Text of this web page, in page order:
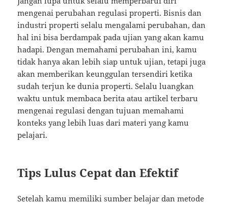
mengenai perubahan regulasi properti. Bisnis dan
industri properti selalu mengalami perubahan, dan
hal ini bisa berdampak pada ujian yang akan kamu
hadapi. Dengan memahami perubahan ini, kamu
tidak hanya akan lebih siap untuk ujian, tetapi juga
akan memberikan keunggulan tersendiri ketika
sudah terjun ke dunia properti. Selalu luangkan
waktu untuk membaca berita atau artikel terbaru
mengenai regulasi dengan tujuan memahami
konteks yang lebih luas dari materi yang kamu
pelajari.
Tips Lulus Cepat dan Efektif
Setelah kamu memiliki sumber belajar dan metode